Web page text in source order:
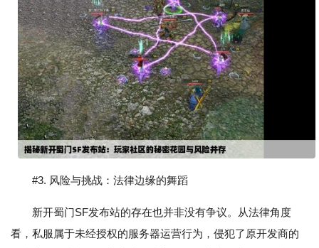
#3. 风险与挑战：法律边缘的舞蹈
新开蜀门SF发布站的存在也并非没有争议。从法律角度
看，私服属于未经授权的服务器运营行为，侵犯了原开发商的